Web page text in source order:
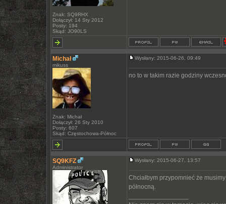
Znak: SQ9RHX
Dołączył: 14 Sty 2012
Posty: 194
Skąd: JO90LS
Michał
mikuss
Znak: Michał
Dołączył: 26 Sty 2010
Posty: 607
Skąd: Częstochowa-Północ
Wysłany: 2015-06-26, 09:49
no to w takim razie godziny
SQ9KFZ
Administrator
Wysłany: 2015-06-27, 13:57
Chciałbym przypomnieć że
północną.